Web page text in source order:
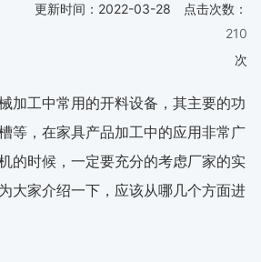
更新时间： 2022-03-28
点击次数：
210
次
加工中常用的开料设备，其主要的功
等，在家具产品加工中的应用非常广
的时候，一定要充分的考虑厂家的实
大家介绍一下，应该从哪几个方面进